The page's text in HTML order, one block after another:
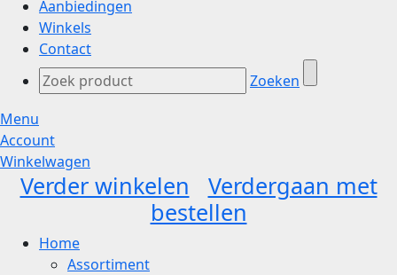
Aanbiedingen
Winkels
Contact
Zoeken
Menu
Account
Winkelwagen
Verder winkelen
Verdergaan met
bestellen
Home
Assortiment